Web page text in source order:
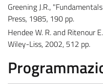
Greening J.R.,
Press, 1985, 190 pp.
Hendee W. R. and Ritenour
Wiley-Liss, 2002, 512 pp.